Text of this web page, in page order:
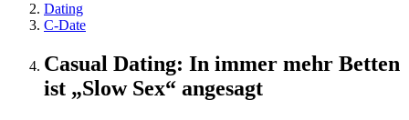
Dating
C-Date
Casual Dating: In immer mehr Betten
ist „Slow Sex“ angesagt